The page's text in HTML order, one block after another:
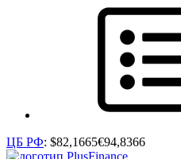
ЦБ РФ: $82,1665€94,8366